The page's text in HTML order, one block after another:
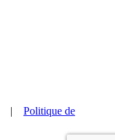
| Politique de